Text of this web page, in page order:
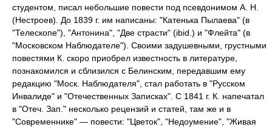
студентом, писал небольшие повести под псевдонимом А. Н.
(Нестроев). До 1839 г. им написаны: "Катенька Пылаева" (в
"Телескопе"), "Антонина", "Две страсти" (ibid.) и "Флейта" (в
"Московском Наблюдателе"). Своими задушевными, грустными
повестями К. скоро приобрел известность в литературе,
познакомился и сблизился с Белинским, передавшим ему
редакцию "Моск. Наблюдателя", стал работать в "Русском
Инвалиде" и "Отечественных Записках". С 1841 г. К. напечатал
в "Отеч. Зап." несколько рецензий и статей, там же и в
"Современнике" — повести: "Цветок", "Недоумение", "Живая